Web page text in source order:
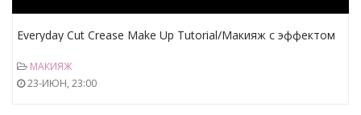
Everyday Cut Crease Make Up Tutorial/Макияж с эффектом
МАКИЯЖ
23-ИЮН, 23:00